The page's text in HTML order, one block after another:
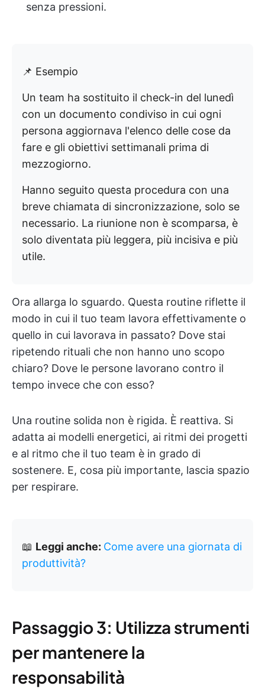
senza pressioni.
📌 Esempio
Un team ha sostituito il check-in del lunedì
con un documento condiviso in cui ogni
persona aggiornava l'elenco delle cose da
fare e gli obiettivi settimanali prima di
mezzogiorno.
Hanno seguito questa procedura con una
breve chiamata di sincronizzazione, solo se
necessario. La riunione non è scomparsa, è
solo diventata più leggera, più incisiva e più
utile.
Ora allarga lo sguardo. Questa routine riflette il
modo in cui il tuo team lavora effettivamente o
quello in cui lavorava in passato? Dove stai
ripetendo rituali che non hanno uno scopo
chiaro? Dove le persone lavorano contro il
tempo invece che con esso?
Una routine solida non è rigida. È reattiva. Si
adatta ai modelli energetici, ai ritmi dei progetti
e al ritmo che il tuo team è in grado di
sostenere. E, cosa più importante, lascia spazio
per respirare.
📖 Leggi anche: Come avere una giornata di
produttività?
Passaggio 3: Utilizza strumenti
per mantenere la
responsabilità